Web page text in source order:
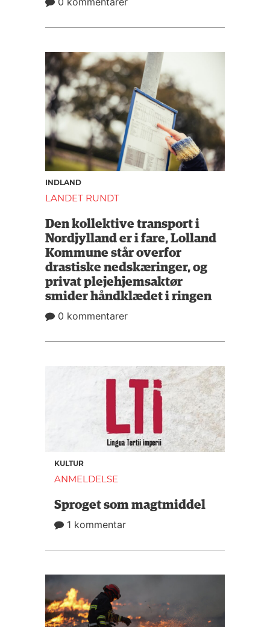
INDLAND
LANDET RUNDT
Den kollektive transport i
Nordjylland er i fare, Lolland
Kommune står overfor
drastiske nedskæringer, og
privat plejehjemsaktør
smider håndklædet i ringen
0 kommentarer
KULTUR
ANMELDELSE
Sproget som magtmiddel
1 kommentar